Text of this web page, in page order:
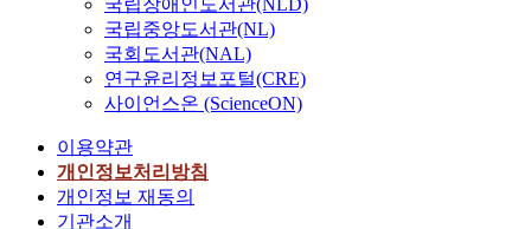
국립장애인도서관(NLD)
국립중앙도서관(NL)
국회도서관(NAL)
연구윤리정보포털(CRE)
사이언스온 (ScienceON)
이용약관
개인정보처리방침
개인정보 재동의
기관소개